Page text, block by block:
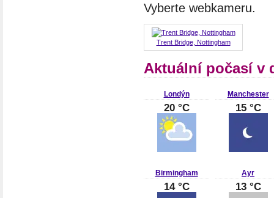
Vyberte webkameru.
Trent Bridge, Nottingham
Aktuální počasí v
Londýn
20 °C
Manchester
15 °C
Birmingham
14 °C
Ayr
13 °C